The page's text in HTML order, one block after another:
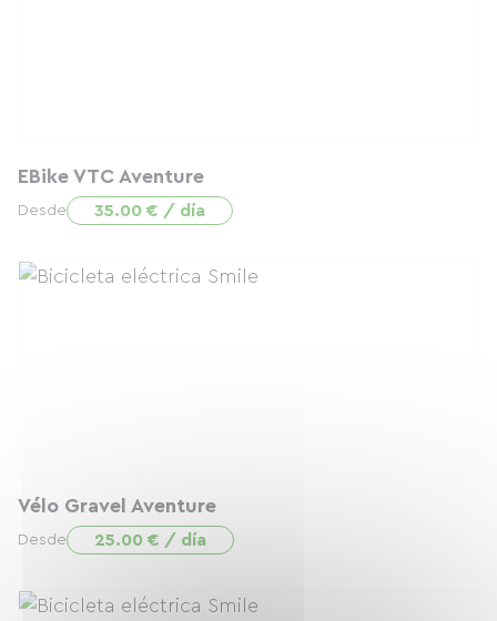
EBike VTC Aventure
Desde 35.00 € / día
Vélo Gravel Aventure
Desde 25.00 € / día